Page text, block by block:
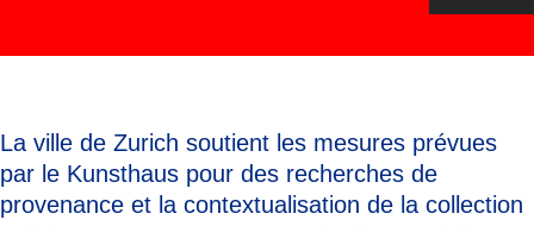
La ville de Zurich soutient les mesures prévues
par le Kunsthaus pour des recherches de
provenance et la contextualisation de la collection